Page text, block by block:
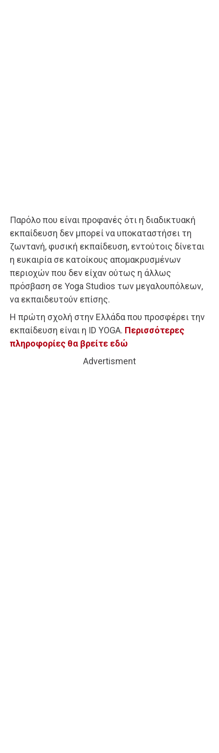
Παρόλο που είναι προφανές ότι η διαδικτυακή
εκπαίδευση δεν μπορεί να υποκαταστήσει τη
ζωντανή, φυσική εκπαίδευση, εντούτοις δίνεται
η ευκαιρία σε κατοίκους απομακρυσμένων
περιοχών που δεν είχαν ούτως η άλλως
πρόσβαση σε Yoga Studios των μεγαλουπόλεων,
να εκπαιδευτούν επίσης.
Η πρώτη σχολή στην Ελλάδα που προσφέρει την
εκπαίδευση είναι η ID YOGA. Περισσότερες
πληροφορίες θα βρείτε εδώ
Advertisment